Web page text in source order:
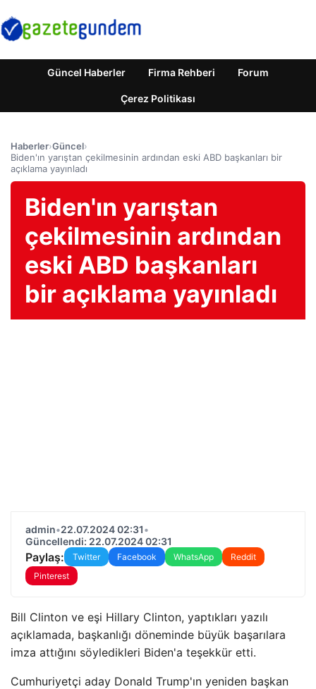
Güncel Haberler Firma Rehberi Forum
Çerez Politikası
Haberler›Güncel›
Biden'ın yarıştan çekilmesinin ardından eski ABD başkanları bir
açıklama yayınladı
Biden'ın yarıştan
çekilmesinin ardından
eski ABD başkanları
bir açıklama yayınladı
admin•22.07.2024 02:31•
Güncellendi: 22.07.2024 02:31
Paylaş: Twitter Facebook WhatsApp
Reddit
Pinterest
Bill Clinton ve eşi Hillary Clinton, yaptıkları yazılı
açıklamada, başkanlığı döneminde büyük başarılara
imza attığını söyledikleri Biden'a teşekkür etti.
Cumhuriyetçi aday Donald Trump'ın yeniden başkan